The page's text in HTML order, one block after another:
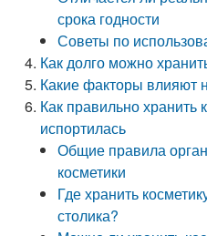
срока годности
Советы по
Как долго можно
Какие факторы влияют
Как правильно хранить
испортилась
Общие правила
косметики
Где хранить
столика?